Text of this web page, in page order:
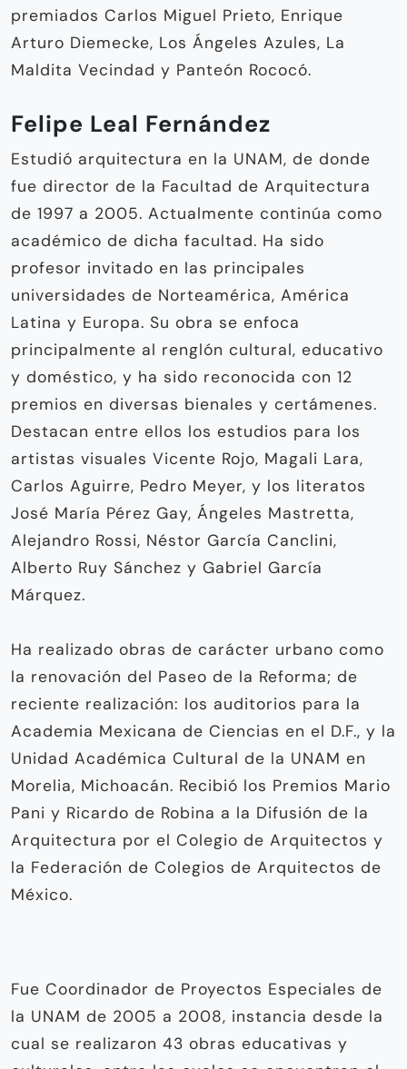
premiados Carlos Miguel Prieto, Enrique
Arturo Diemecke, Los Ángeles Azules, La
Maldita Vecindad y Panteón Rococó.
Felipe Leal Fernández
Estudió arquitectura en la UNAM, de donde
fue director de la Facultad de Arquitectura
de 1997 a 2005. Actualmente continúa como
académico de dicha facultad. Ha sido
profesor invitado en las principales
universidades de Norteamérica, América
Latina y Europa. Su obra se enfoca
principalmente al renglón cultural, educativo
y doméstico, y ha sido reconocida con 12
premios en diversas bienales y certámenes.
Destacan entre ellos los estudios para los
artistas visuales Vicente Rojo, Magali Lara,
Carlos Aguirre, Pedro Meyer, y los literatos
José María Pérez Gay, Ángeles Mastretta,
Alejandro Rossi, Néstor García Canclini,
Alberto Ruy Sánchez y Gabriel García
Márquez.
Ha realizado obras de carácter urbano como
la renovación del Paseo de la Reforma; de
reciente realización: los auditorios para la
Academia Mexicana de Ciencias en el D.F., y la
Unidad Académica Cultural de la UNAM en
Morelia, Michoacán. Recibió los Premios Mario
Pani y Ricardo de Robina a la Difusión de la
Arquitectura por el Colegio de Arquitectos y
la Federación de Colegios de Arquitectos de
México.
Fue Coordinador de Proyectos Especiales de
la UNAM de 2005 a 2008, instancia desde la
cual se realizaron 43 obras educativas y